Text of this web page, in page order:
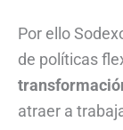
Por ello
de políticas
atraer a